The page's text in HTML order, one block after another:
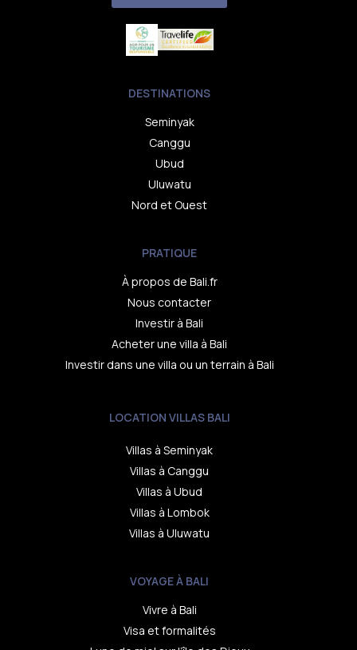
DESTINATIONS
Seminyak
Canggu
Ubud
Uluwatu
Nord et Ouest
PRATIQUE
À propos de Bali.fr
Nous contacter
Investir à Bali
Acheter une villa à Bali
Investir dans une villa ou un terrain à Bali
LOCATION VILLAS BALI
Villas à Seminyak
Villas à Canggu
Villas à Ubud
Villas à Lombok
Villas à Uluwatu
VOYAGE À BALI
Vivre à Bali
Visa et formalités